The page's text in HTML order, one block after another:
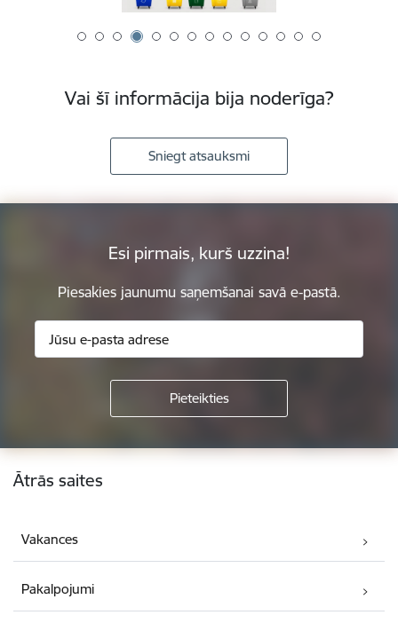
Vai šī informācija bija noderīga?
Sniegt atsauksmi
Esi pirmais, kurš uzzina!
Piesakies jaunumu saņemšanai savā e-pastā.
Kājene
Ātrās saites
Vakances
Pakalpojumi